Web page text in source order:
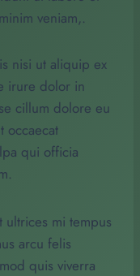
veniam,.
nisi ut aliquip ex
irure dolor in
cillum dolore eu
occaecat
qui officia
mi tempus
arcu felis
quis viverra